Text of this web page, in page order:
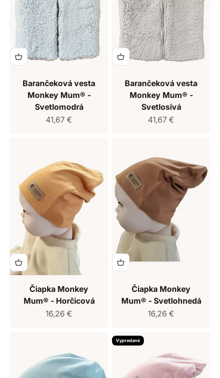
Barančeková vesta
Monkey Mum® -
Svetlomodrá
Predajná cena
41,67 €
Barančeková vesta
Monkey Mum® -
Svetlosivá
Predajná cena
41,67 €
Čiapka Monkey
Mum® - Horčicová
Predajná cena
16,26 €
Čiapka Monkey
Mum® - Svetlohnedá
Predajná cena
16,26 €
Vypredané